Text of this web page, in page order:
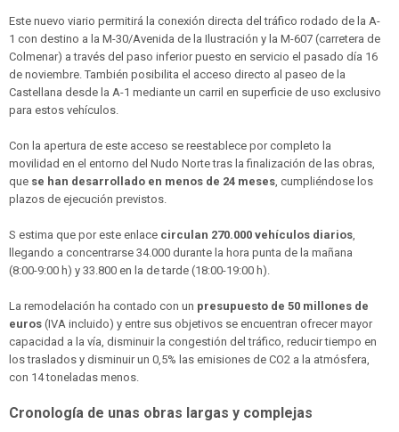
Este nuevo viario permitirá la conexión directa del tráfico rodado de la A-
1 con destino a la M-30/Avenida de la Ilustración y la M-607 (carretera de
Colmenar) a través del paso inferior puesto en servicio el pasado día 16
de noviembre. También posibilita el acceso directo al paseo de la
Castellana desde la A-1 mediante un carril en superficie de uso exclusivo
para estos vehículos.
Con la apertura de este acceso se reestablece por completo la
movilidad en el entorno del Nudo Norte tras la finalización de las obras,
que se han desarrollado en menos de 24 meses, cumpliéndose los
plazos de ejecución previstos.
S estima que por este enlace circulan 270.000 vehículos diarios,
llegando a concentrarse 34.000 durante la hora punta de la mañana
(8:00-9:00 h) y 33.800 en la de tarde (18:00-19:00 h).
La remodelación ha contado con un presupuesto de 50 millones de
euros (IVA incluido) y entre sus objetivos se encuentran ofrecer mayor
capacidad a la vía, disminuir la congestión del tráfico, reducir tiempo en
los traslados y disminuir un 0,5% las emisiones de CO2 a la atmósfera,
con 14 toneladas menos.
Cronología de unas obras largas y complejas